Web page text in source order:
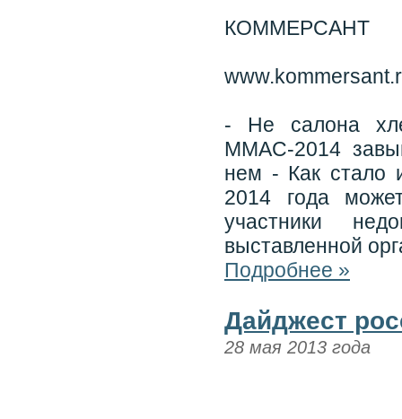
КОММЕРСАНТ
- Не салона
ММАС-2014
нем - Как стало
2014 года
участники
выставленной
Подробнее »
Дайджест
28 мая 2013 года